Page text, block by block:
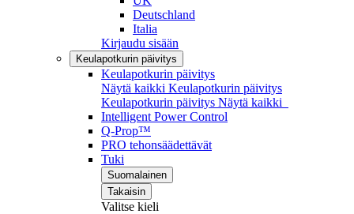
Deutschland
Italia
Kirjaudu sisään
Keulapotkurin päivitys
Keulapotkurin päivitys
Näytä kaikki Keulapotkurin päivitys
Keulapotkurin päivitys Näytä kaikki
Intelligent Power Control
Q-Prop™
PRO tehonsäädettävät
Tuki
Suomalainen
Takaisin
Valitse kieli